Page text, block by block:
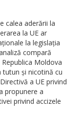
calea aderării la
la UE ar
la legislația
compară
Moldova
tutun și nicotină cu
a UE privind
propunere a
privind accizele